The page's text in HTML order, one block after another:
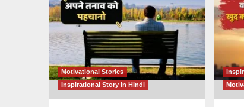
Motivational Stories
Inspirational Story in Hindi